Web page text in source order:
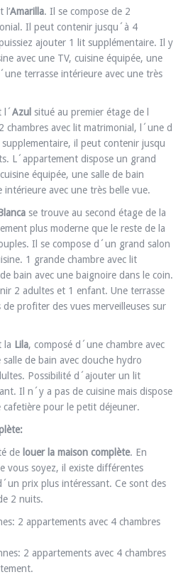
l’Amarilla. Il se compose de 2
Il peut contenir jusqu´à 4
ajouter 1 lit supplémentaire. Il y
avec une TV, cuisine équipée, une
terrasse intérieure avec une très
l´Azul situé au premier étage de l
chambres avec lit matrimonial, l´une d
il peut contenir jusqu
L´appartement dispose un grand
équipée, une salle de bain
avec une très belle vue.
se trouve au second étage de la
plus moderne que le reste de la
Il se compose d´un grand salon
1 grande chambre avec lit
bain avec une baignoire dans le coin.
2 adultes et 1 enfant. Une terrasse
profiter des vues merveilleuses sur
la Lila, composé d´une chambre avec
de bain avec douche hydro
Possibilité d´ajouter un lit
Il n´y a pas de cuisine mais dispose
pour le petit déjeuner.
de louer la maison complète. En
vous soyez, il existe différentes
prix plus intéressant. Ce sont des
2 nuits.
2 appartements avec 4 chambres
2 appartements avec 4 chambres